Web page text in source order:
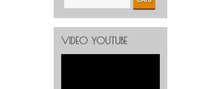
VIDEO YOUTUBE